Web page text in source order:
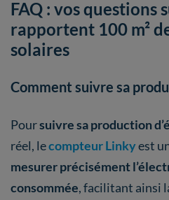
FAQ : vos questions
rapportent 100 m²
solaires
Comment suivre sa
Poursuivre sa production
réel, lecompteur Linkyest
mesurer précisément
consommée, facilitant ainsi